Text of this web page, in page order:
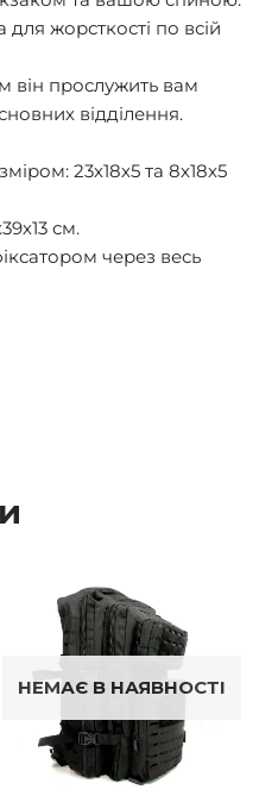
для жорсткості по всій
він прослужить вам
відділення.
23х18х5 та 8х18х5
см.
через весь
НЕМАЄ В НАЯВНОСТІ